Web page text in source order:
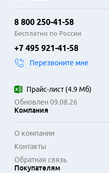
8 800 250-41-58
Бесплатно по России
+7 495 921-41-58
Перезвоните мне
Прайс-лист(4.9 Мб)
Обновлен 09.08.26
Компания
О компании
Контакты
Обратная связь
Покупателям